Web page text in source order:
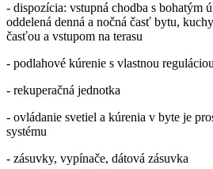
- dispozícia: vstupná chodba s bohatým
oddelená denná a nočná časť bytu,
časťou a vstupom na terasu
- podlahové kúrenie s vlastnou
- rekuperačná jednotka
- ovládanie svetiel a kúrenia v byte je
systému
- zásuvky, vypínače, dátová zásuvka